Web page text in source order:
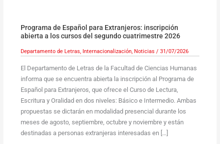
Programa de Español para Extranjeros: inscripción
abierta a los cursos del segundo cuatrimestre 2026
Departamento de Letras, Internacionalización, Noticias / 31/07/2026
El Departamento de Letras de la Facultad de Ciencias Humanas
informa que se encuentra abierta la inscripción al Programa de
Español para Extranjeros, que ofrece el Curso de Lectura,
Escritura y Oralidad en dos niveles: Básico e Intermedio. Ambas
propuestas se dictarán en modalidad presencial durante los
meses de agosto, septiembre, octubre y noviembre y están
destinadas a personas extranjeras interesadas en […]